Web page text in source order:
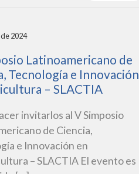
2024
Latinoamericano de
Tecnología e Innovación
– SLACTIA
invitarlos al V Simposio
de Ciencia,
e Innovación en
– SLACTIA El evento es